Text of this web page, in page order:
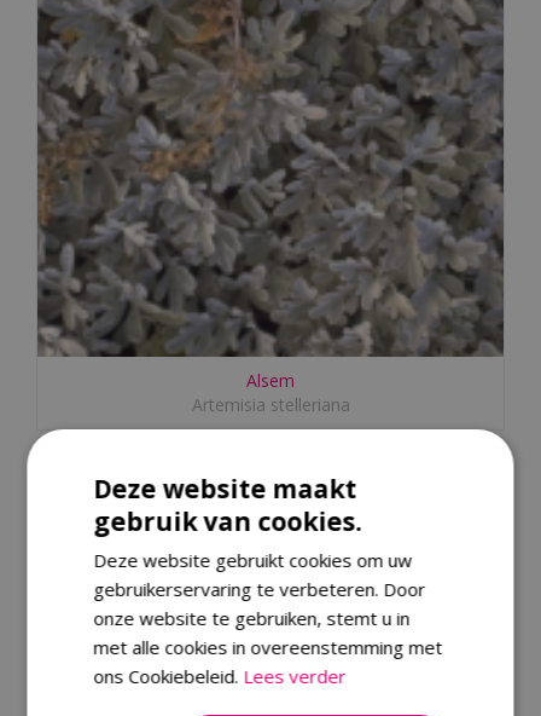
Alsem
Artemisia stelleriana
Deze website maakt
gebruik van cookies.
Deze website gebruikt cookies om uw
gebruikerservaring te verbeteren. Door
onze website te gebruiken, stemt u in
met alle cookies in overeenstemming met
ons Cookiebeleid. Lees verder